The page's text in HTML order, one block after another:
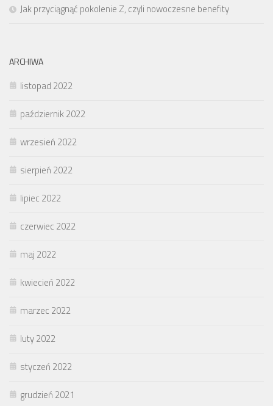
Jak przyciągnąć pokolenie Z, czyli nowoczesne benefity
ARCHIWA
listopad 2022
październik 2022
wrzesień 2022
sierpień 2022
lipiec 2022
czerwiec 2022
maj 2022
kwiecień 2022
marzec 2022
luty 2022
styczeń 2022
grudzień 2021